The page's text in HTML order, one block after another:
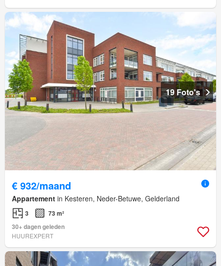
19 Foto's
€ 932/maand
Appartement in Kesteren, Neder-Betuwe, Gelderland
3
73 m²
30+ dagen geleden
HUUREXPERT